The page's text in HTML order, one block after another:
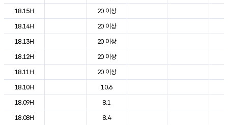
18.15H
20 이상
18.14H
20 이상
18.13H
20 이상
18.12H
20 이상
18.11H
20 이상
18.10H
10.6
18.09H
8.1
18.08H
8.4